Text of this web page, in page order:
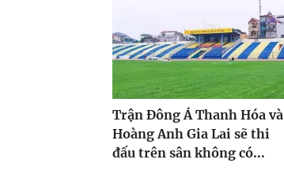
Trận Đông Á Thanh Hóa và
Hoàng Anh Gia Lai sẽ thi
đấu trên sân không có...